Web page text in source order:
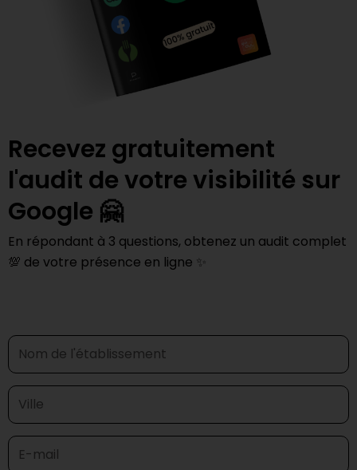
Recevez gratuitement
l'audit de votre visibilité sur
Google 🤗
En répondant à 3 questions, obtenez un audit complet
💯 de votre présence en ligne ✨